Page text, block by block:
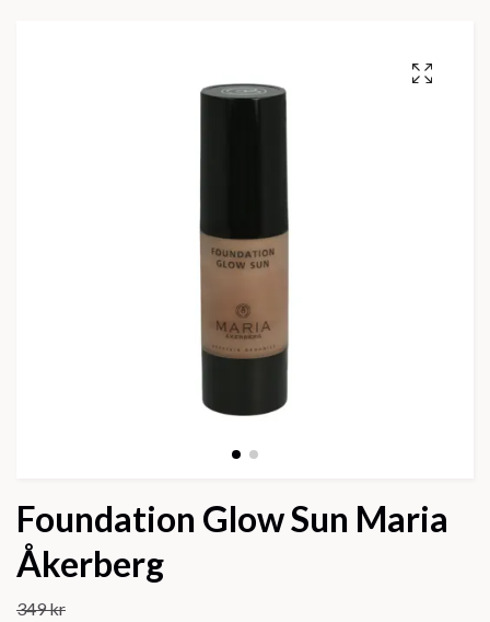
Foundation Glow Sun Maria
Åkerberg
349 kr